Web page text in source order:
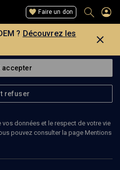
Faire un don
? Découvrez les
accepter
refuser
données et le respect de votre vie
pouvez consulter la page Mentions